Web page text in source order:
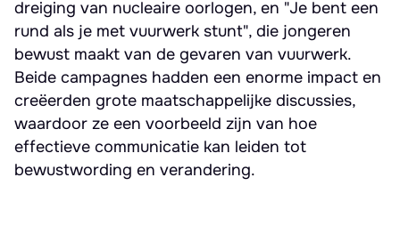
dreiging van nucleaire oorlogen, en "Je bent een
rund als je met vuurwerk stunt", die jongeren
bewust maakt van de gevaren van vuurwerk.
Beide campagnes hadden een enorme impact en
creëerden grote maatschappelijke discussies,
waardoor ze een voorbeeld zijn van hoe
effectieve communicatie kan leiden tot
bewustwording en verandering.